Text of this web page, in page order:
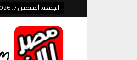
الجمعة, أغسطس 7, 2026